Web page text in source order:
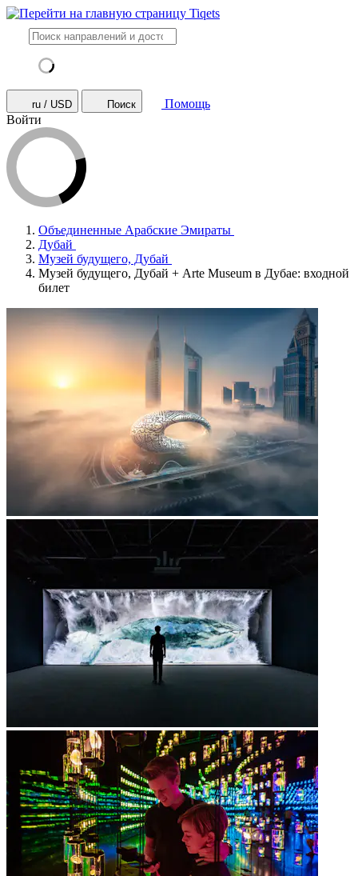
ru / USD Поиск
Помощь
Войти
Объединенные Арабские Эмираты
Дубай
Музей будущего, Дубай
Музей будущего, Дубай + Arte Museum в Дубае: входной
билет